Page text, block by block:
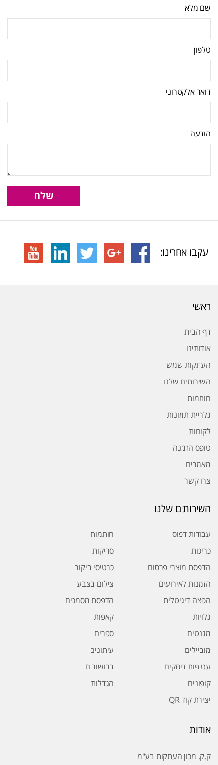
שם מלא
טלפון
דואר אלקטרוני
הודעה
שלח
עקבו אחרינו:
ראשי
דף הבית
אודותינו
העתקות שמש
השירותים שלנו
חותמות
גלריית תמונות
לקוחות
טופס הזמנה
מאמרים
צרו קשר
השירותים שלנו
עבודות דפוס
חותמות
כריכות
סריקות
הדפסת מוצרי פרסום
כרטיסי ביקור
הזמנות לאירועים
צילום בצבע
הפצה דיגיטלית
הדפסת מסמכים
גלויות
קאפות
מגנטים
ספרים
מוביילים
עיתונים
עטיפות דיסקים
ברושורים
קופונים
הגדלות
יצירת קוד QR
אודות
ק.ק. מכון העתקות בע"מ